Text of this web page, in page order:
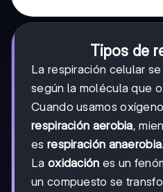
Tipos de
La respiración celular
según la molécula que
Cuando usamos
respiración aerobia,
es respiración anaerobia.
La oxidación es un
un compuesto se